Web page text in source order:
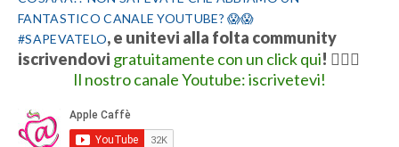
FANTASTICO CANALE YOUTUBE? 😱😱
#SAPEVATELO, e unitevi alla folta community
iscrivendovi gratuitamente con un click qui! 👍🏻💋
Il nostro canale Youtube: iscrivetevi!